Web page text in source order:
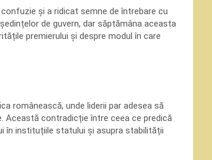
și a ridicat semne de întrebare cu
de guvern, dar săptămâna aceasta
premierului și despre modul în care
românească, unde liderii par adesea să
Această contradicție între ceea ce predică
în instituțiile statului și asupra stabilității